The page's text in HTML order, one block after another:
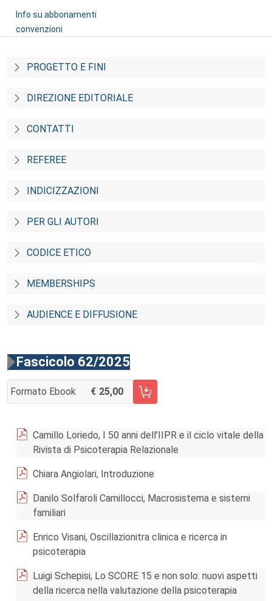
Info su abbonamenti
convenzioni
PROGETTO E FINI
DIREZIONE EDITORIALE
CONTATTI
REFEREE
INDICIZZAZIONI
PER GLI AUTORI
CODICE ETICO
MEMBERSHIPS
AUDIENCE E DIFFUSIONE
Fascicolo 62/2025
Formato Ebook 25,00
AGGIUNGI AL CARRELLO FASCICOLO 62/2025
Camillo Loriedo, I 50 anni dell’IIPR e il ciclo vitale della
Rivista di Psicoterapia Relazionale
Chiara Angiolari, Introduzione
Danilo Solfaroli Camillocci, Macrosistema e sistemi
familiari
Enrico Visani, Oscillazionitra clinica e ricerca in
psicoterapia
Luigi Schepisi, Lo SCORE 15 e non solo: nuovi aspetti
della ricerca nella valutazione della psicoterapia